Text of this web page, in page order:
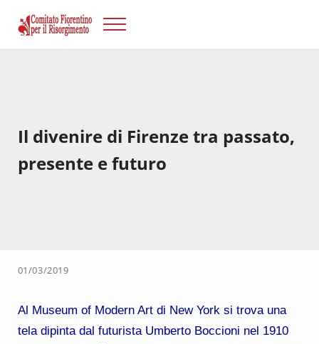
Risorgimento Firenze
Menu
Il divenire di Firenze tra passato,
presente e futuro
01/03/2019
Al Museum of Modern Art di New York si trova una
tela dipinta dal futurista Umberto Boccioni nel 1910